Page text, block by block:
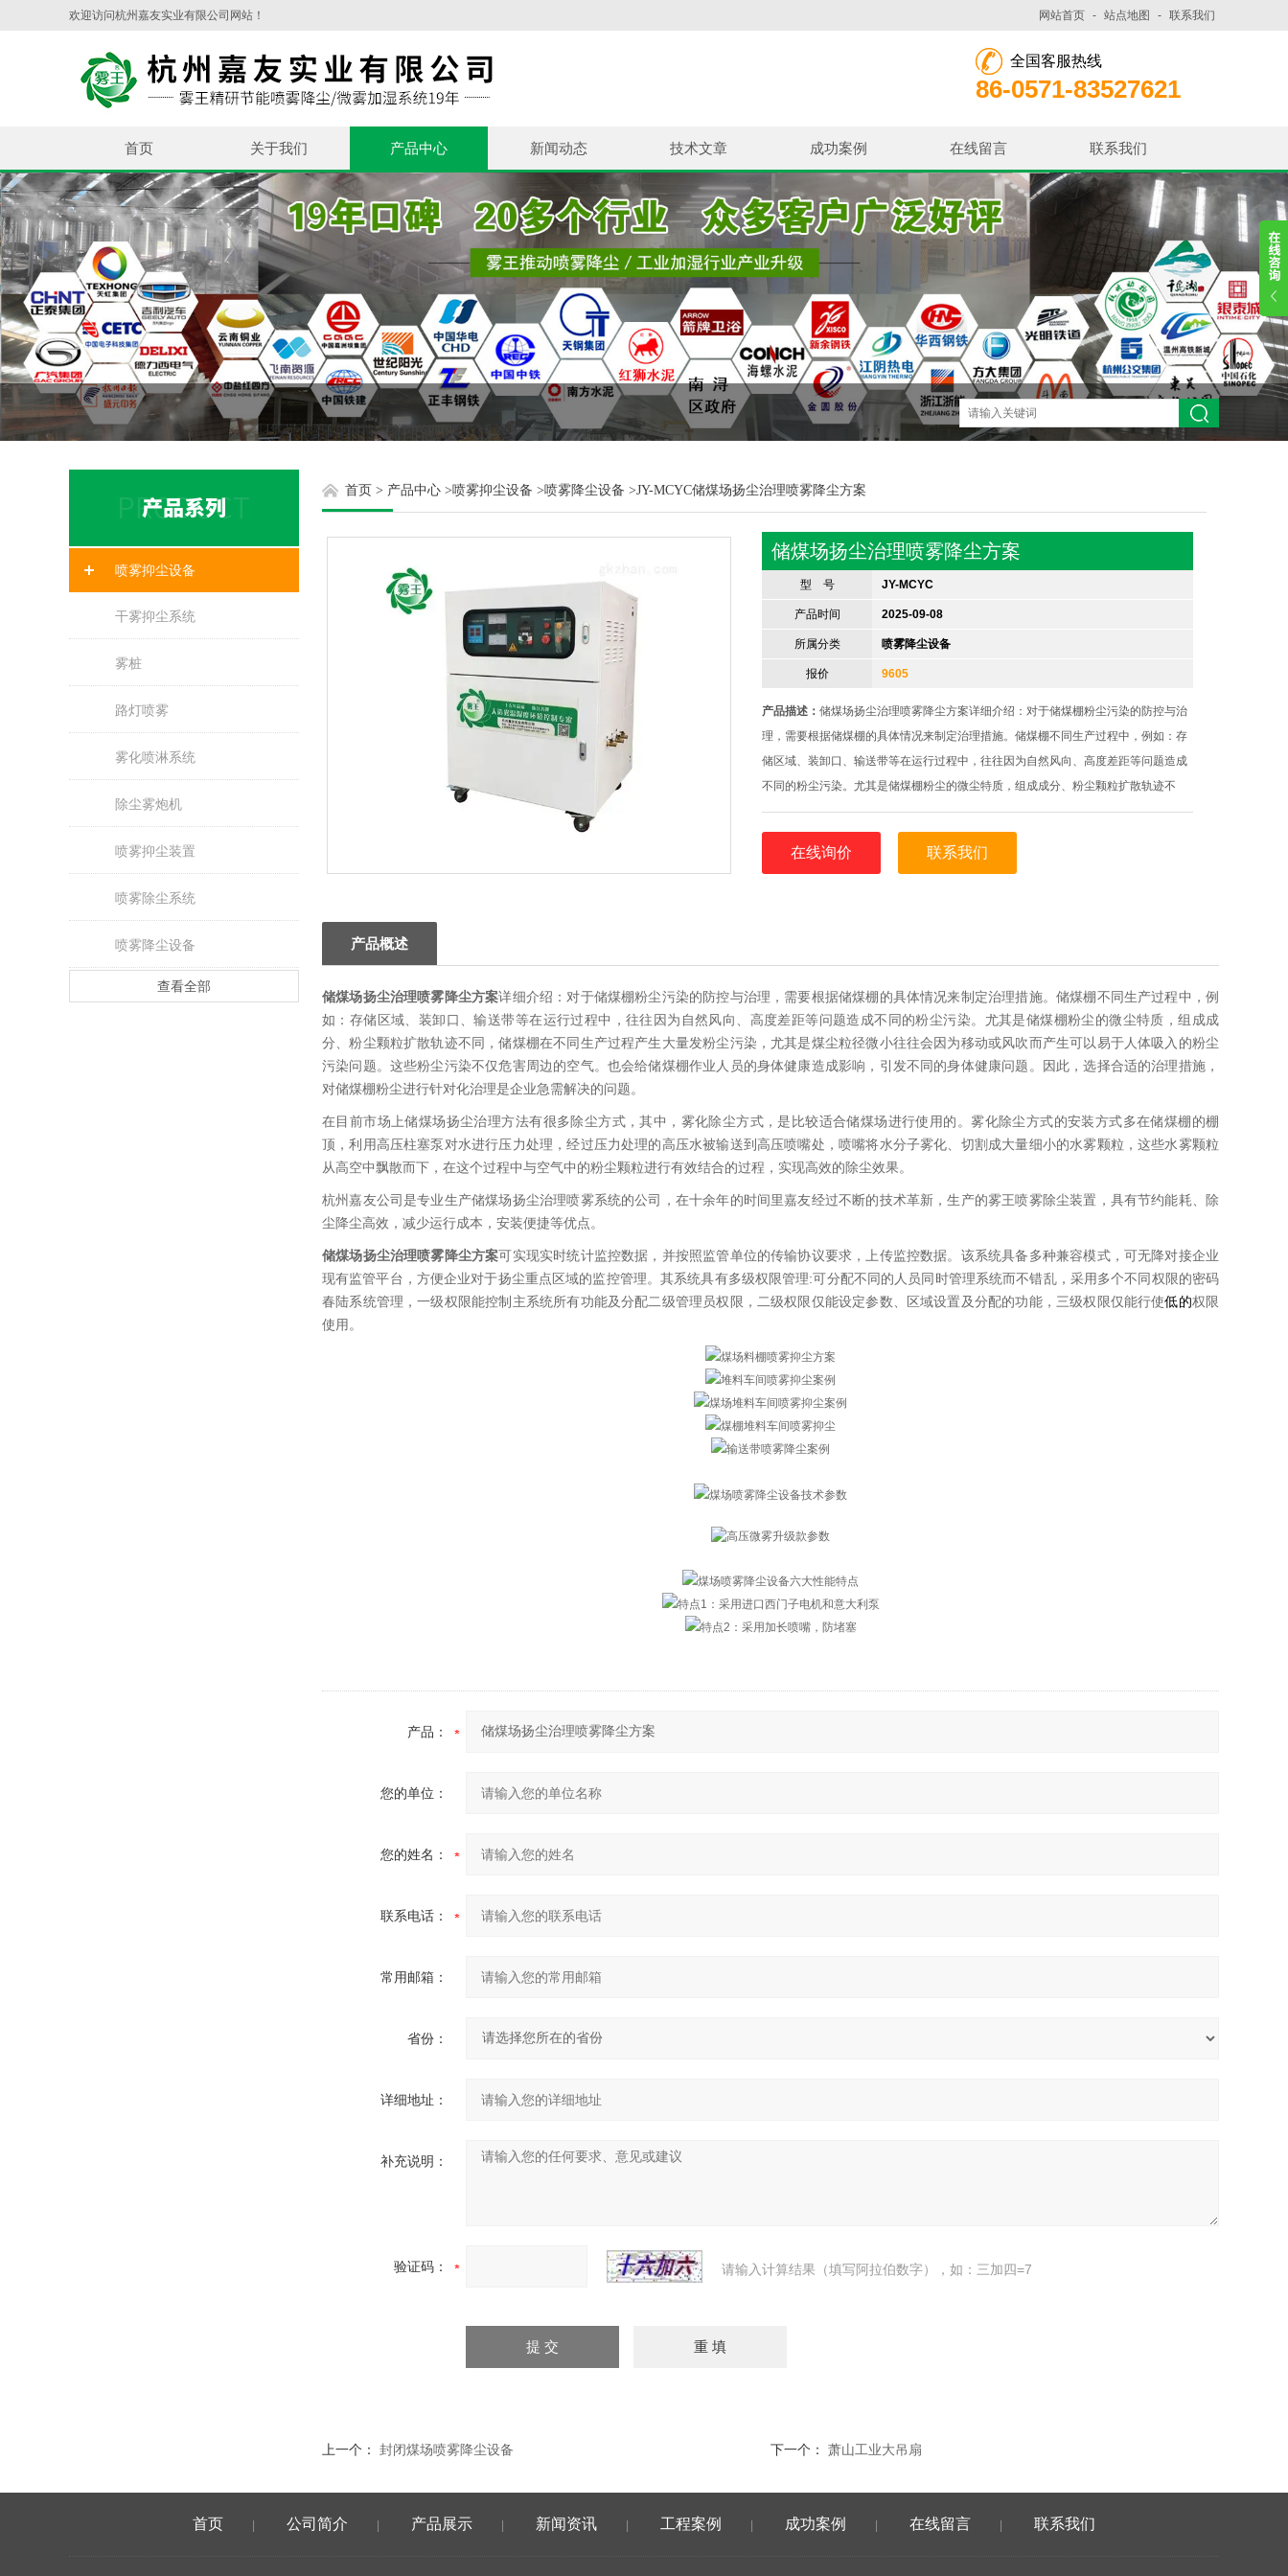
欢迎访问杭州嘉友实业有限公司网站！ 网站首页 - 站点地图 - 联系我们
全国客服热线
86-0571-83527621
首页 关于我们 产品中心 新闻动态 技术文章 成功案例 在线留言 联系我们
喷雾抑尘设备
干雾抑尘系统
雾桩
路灯喷雾
雾化喷淋系统
除尘雾炮机
喷雾抑尘装置
喷雾除尘系统
喷雾降尘设备
查看全部
首页 > 产品中心 >喷雾抑尘设备 >喷雾降尘设备 >JY-MCYC储煤场扬尘治理喷雾降尘方案
储煤场扬尘治理喷雾降尘方案
型 号 JY-MCYC
产品时间 2025-09-08
所属分类 喷雾降尘设备
报价 9605
产品描述：储煤场扬尘治理喷雾降尘方案详细介绍：对于储煤棚粉尘污染的防控与治
理，需要根据储煤棚的具体情况来制定治理措施。储煤棚不同生产过程中，例如：存
储区域、装卸口、输送带等在运行过程中，往往因为自然风向、高度差距等问题造成
不同的粉尘污染。尤其是储煤棚粉尘的微尘特质，组成成分、粉尘颗粒扩散轨迹不
同，储煤棚在不同生产过程产生大量发粉尘污染，尤其是煤尘粒径微小往往会因为移
动或风吹而产生可以易于人体吸入的粉尘污染
在线询价 联系我们
产品概述
储煤场扬尘治理喷雾降尘方案详细介绍：对于储煤棚粉尘污染的防控与治理，需要根据储煤棚的具体情况来制定治理措施。储煤棚不同生产过程中，例
如：存储区域、装卸口、输送带等在运行过程中，往往因为自然风向、高度差距等问题造成不同的粉尘污染。尤其是储煤棚粉尘的微尘特质，组成成
分、粉尘颗粒扩散轨迹不同，储煤棚在不同生产过程产生大量发粉尘污染，尤其是煤尘粒径微小往往会因为移动或风吹而产生可以易于人体吸入的粉尘
污染问题。这些粉尘污染不仅危害周边的空气。也会给储煤棚作业人员的身体健康造成影响，引发不同的身体健康问题。因此，选择合适的治理措施，
对储煤棚粉尘进行针对化治理是企业急需解决的问题。
在目前市场上储煤场扬尘治理方法有很多除尘方式，其中，雾化除尘方式，是比较适合储煤场进行使用的。雾化除尘方式的安装方式多在储煤棚的棚
顶，利用高压柱塞泵对水进行压力处理，经过压力处理的高压水被输送到高压喷嘴处，喷嘴将水分子雾化、切割成大量细小的水雾颗粒，这些水雾颗粒
从高空中飘散而下，在这个过程中与空气中的粉尘颗粒进行有效结合的过程，实现高效的除尘效果。
杭州嘉友公司是专业生产储煤场扬尘治理喷雾系统的公司，在十余年的时间里嘉友经过不断的技术革新，生产的雾王喷雾除尘装置，具有节约能耗、除
尘降尘高效，减少运行成本，安装便捷等优点。
储煤场扬尘治理喷雾降尘方案可实现实时统计监控数据，并按照监管单位的传输协议要求，上传监控数据。该系统具备多种兼容模式，可无降对接企业
现有监管平台，方便企业对于扬尘重点区域的监控管理。其系统具有多级权限管理:可分配不同的人员同时管理系统而不错乱，采用多个不同权限的密码
春陆系统管理，一级权限能控制主系统所有功能及分配二级管理员权限，二级权限仅能设定参数、区域设置及分配的功能，三级权限仅能行使低的权限
使用。
产品：
您的单位：
您的姓名：
联系电话：
常用邮箱：
省份：
详细地址：
补充说明：
验证码： 请输入计算结果（填写阿拉伯数字），如：三加四=7
上一个： 封闭煤场喷雾降尘设备 下一个： 萧山工业大吊扇
首页 公司简介 产品展示 新闻资讯 工程案例 成功案例 在线留言 联系我们